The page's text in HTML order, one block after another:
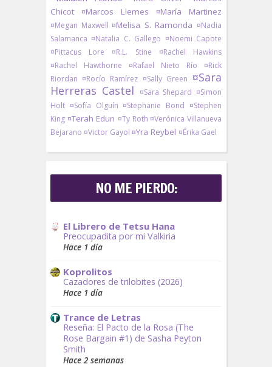
Chicot
¤Marcos Llemes ¤María Martinez
¤Megan Maxwell ¤Melisa S. Ramonda ¤Nadia
Salamanca ¤Natalia C. Gallego ¤Noemi Capote
¤Pittacus Lore
¤R.L. Stine
¤Rachel Hawkins
¤Rachel Hawthorne
¤Rafael Nieto Río
¤Rick
Riordan ¤Rocío Ramírez ¤Sally Green ¤Sara
Herreras Castel
¤Sara Shepard ¤Simon
Holt ¤Sofía Olguín ¤Stephanie Bond ¤Stephen
King ¤Terah Edun ¤Ty Roth ¤Verónica Villanueva
Bejarano ¤Victor Gayol ¤Yra Reybel ¤Érika Gael
NO ME PIERDO:
El Librero de Tetsu Hana
Preocupadita por mi Valkiria
Hace 1 día
Koprolitos
Cazadores de trilobites (2026)
Hace 1 día
Trance de Letras
Reseña: El Pacto de la Rosa (The
Rose Bargain #1) de Sasha Peyton
Smith
Hace 2 semanas